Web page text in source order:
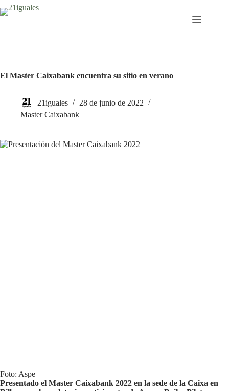
Saltar
al
El Master Caixabank encuentra su sitio en verano
21iguales
28 de junio de 2022
Master Caixabank
Foto: Aspe
Presentado el Master Caixabank 2022 en la sede de la Caixa en